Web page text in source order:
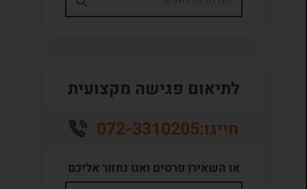
לתיאום פגישה מקצועית
חייגו:072-3310205
או השאירו פרטים ואנו נחזור אליכם